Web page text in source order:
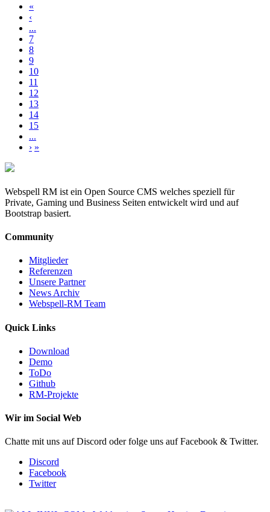
«
‹
...
7
8
9
10
11
12
13
14
15
...
› »
Webspell RM ist ein Open Source CMS welches speziell für
Private, Gaming und Business Seiten entwickelt wird und auf
Bootstrap basiert.
Community
Mitglieder
Referenzen
Unsere Partner
News Archiv
Webspell-RM Team
Quick Links
Download
Demo
ToDo
Github
RM-Projekte
Wir im Social Web
Chatte mit uns auf Discord oder folge uns auf Facebook & Twitter.
Discord
Facebook
Twitter